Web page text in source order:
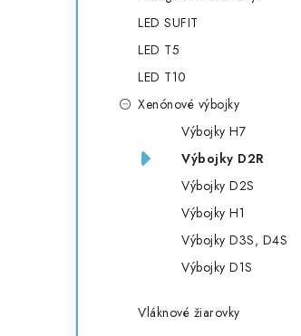
LED SUFIT
LED T5
LED T10
Xenónové výbojky
Výbojky H7
Výbojky D2R
Výbojky D2S
Výbojky H1
Výbojky D3S, D4S
Výbojky D1S
Vláknové žiarovky